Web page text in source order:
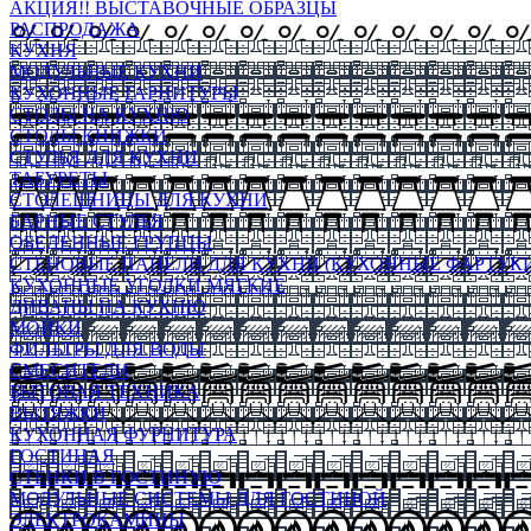
АКЦИЯ!! ВЫСТАВОЧНЫЕ ОБРАЗЦЫ
РАСПРОДАЖА
КУХНЯ
МОДУЛЬНЫЕ КУХНИ
КУХОННЫЕ ГАРНИТУРЫ
СТОЛЫ НА КУХНЮ
СТОЛЫ КНИЖКИ
СТУЛЬЯ ДЛЯ КУХНИ
ТАБУРЕТЫ
СТОЛЕШНИЦЫ ДЛЯ КУХНИ
БАРНЫЕ СТУЛЬЯ
ОБЕДЕННЫЕ ГРУППЫ
СТЕНОВЫЕ ПАНЕЛИ ДЛЯ КУХНИ (КУХОННЫЕ
КУХОННЫЕ УГОЛКИ МЯГКИЕ
ДИВАНЫ НА КУХНЮ
МОЙКИ
ФИЛЬТРЫ ДЛЯ ВОДЫ
СМЕСИТЕЛИ
БЫТОВАЯ ТЕХНИКА
ВЫТЯЖКИ
КУХОННАЯ ФУРНИТУРА
ГОСТИНАЯ
СТЕНКИ В ГОСТИНУЮ
МОДУЛЬНЫЕ СИСТЕМЫ ДЛЯ ГОСТИНОЙ
ЭЛЕКТРОКАМИНЫ